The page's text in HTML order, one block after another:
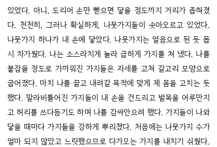
있었다. 아니, 도리어 손만 뻗으면 닿을 정도까지 거리가 좁혀졌
다. 천천히, 그러나 확실하게, 나뭇가지들이 솟아오르고 있었다.
나뭇가지 하나가 내 손에 닿았다. 나뭇가지는 얼음으로 된 듯 몹
시 차가웠다. 나는 소스라치게 놀라 급하게 가지를 쳐 냈다. 나를
붙잡을 정도로 가까워진 가지들은 자세를 고쳐 갈고리 모양으로
굽어졌다. 마치 나를 끌고 내려갈 목적에 맞게 제 몸을 고치는 듯
했다. 말라비틀어진 가지들이 내 손을 건드리고 발목을 어루만지
고 허리를 쓰다듬기도 하며 나를 감싸안으려 했다. 가지들이 나와
닿을 때마다 가지들을 강하게 뿌리쳤다. 처음에는 나뭇가지 수가
얼마 되지 않았고 느릿했으므로 다가오는 가지를 내치기 쉬웠다.